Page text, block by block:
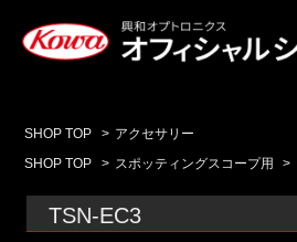
SHOP TOP > アクセサリー
SHOP TOP
> スポッティングスコープ用 >
TSN-EC3